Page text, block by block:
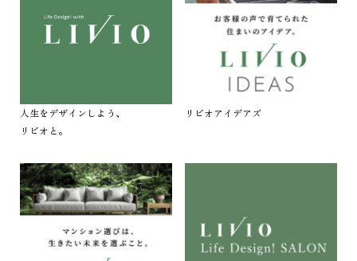
人生をデザインしよう、
リビオと。
リビオアイデアズ